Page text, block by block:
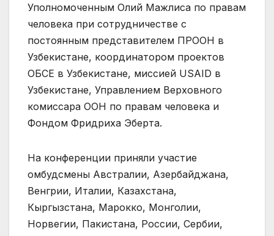
Уполномоченным Олий Мажлиса по правам
человека при сотрудничестве с
постоянным представителем ПРООН в
Узбекистане, координатором проектов
ОБСЕ в Узбекистане, миссией USAID в
Узбекистане, Управлением Верховного
комиссара ООН по правам человека и
Фондом Фридриха Эберта.
На конференции приняли участие
омбудсмены Австралии, Азербайджана,
Венгрии, Италии, Казахстана,
Кыргызстана, Марокко, Монголии,
Норвегии, Пакистана, России, Сербии,